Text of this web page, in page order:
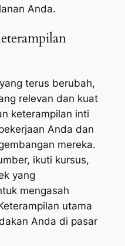
Anda.
terus berubah,
relevan dan kuat
keterampilan inti
Anda dan
mereka.
ikuti kursus,
yang
mengasah
utama
Anda di pasar